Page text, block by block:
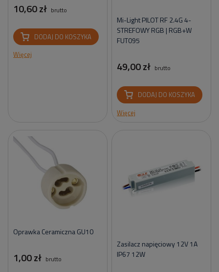
10,60 zł brutto
DODAJ DO KOSZYKA
Więcej
Mi-Light PILOT RF 2.4G 4-
STREFOWY RGB | RGB+W
FUT095
49,00 zł brutto
DODAJ DO KOSZYKA
Więcej
Oprawka Ceramiczna GU10
1,00 zł brutto
Zasilacz napięciowy 12V 1A
IP67 12W